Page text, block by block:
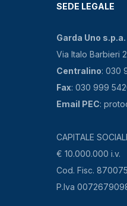
SEDE LEGALE
Garda Uno s.p.a.
Via Italo Barbieri
Centralino: 030
Fax: 030 999
Email PEC:
CAPITALE
€ 10.000.000 i.v.
Cod. Fisc.
P.Iva